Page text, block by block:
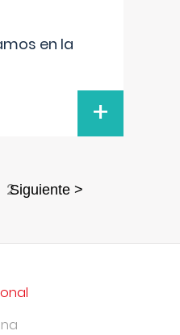
en la
+
2Siguiente >